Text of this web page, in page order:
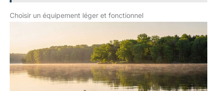
Choisir un équipement léger et fonctionnel